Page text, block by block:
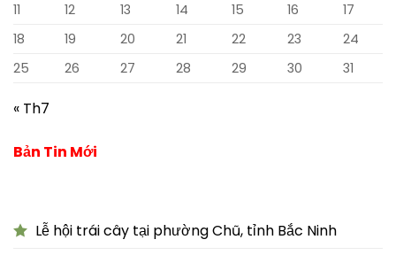
11
12 13 14 15 16
17
18
19 20 21 22 23
24
25
26 27 28 29 30 31
« Th7
Bản Tin Mới
Lễ hội trái cây tại phường Chũ, tỉnh Bắc Ninh